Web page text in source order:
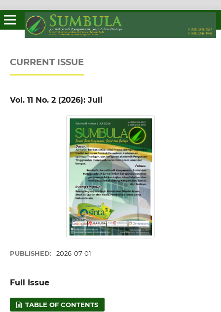
CURRENT ISSUE
Vol. 11 No. 2 (2026): Juli
PUBLISHED: 2026-07-01
Full Issue
TABLE OF CONTENTS